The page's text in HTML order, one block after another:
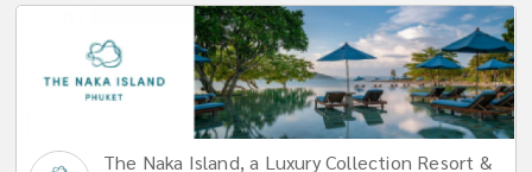
The Naka Island, a Luxury Collection Resort &